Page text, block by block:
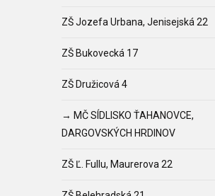
ZŠ Jozefa Urbana, Jenisejská 22
ZŠ Bukovecká 17
ZŠ Družicová 4
→ MČ SÍDLISKO ŤAHANOVCE,
DARGOVSKÝCH HRDINOV
ZŠ Ľ. Fullu, Maurerova 22